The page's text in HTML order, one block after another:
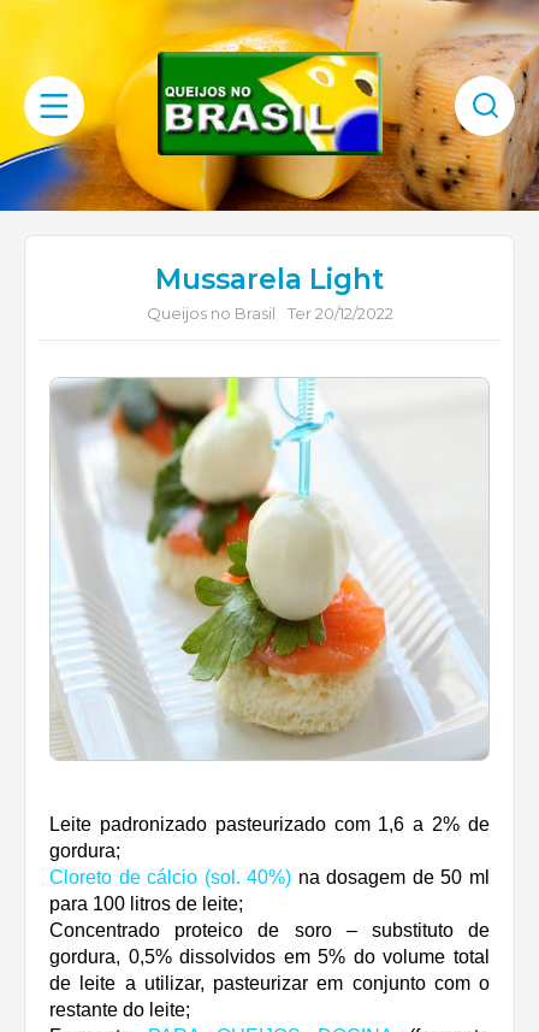
Mussarela Light
Queijos no Brasil Ter 20/12/2022
Leite padronizado pasteurizado com 1,6 a 2% de
gordura;
Cloreto de cálcio (sol. 40%) na dosagem de 50 ml
para 100 litros de leite;
Concentrado proteico de soro – substituto de
gordura, 0,5% dissolvidos em 5% do volume total
de leite a utilizar, pasteurizar em conjunto com o
restante do leite;